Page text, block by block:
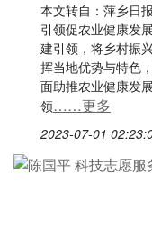
本文转自：萍乡日
引领促农业健康发
建引领，将乡村振
挥当地优势与特色
面助推农业健康发
领……更多
2023-07-01